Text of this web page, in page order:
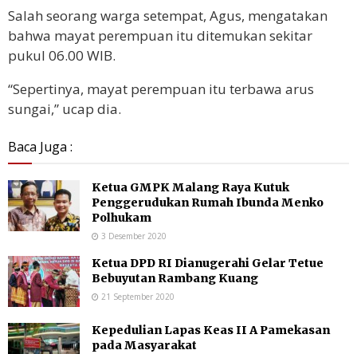
Salah seorang warga setempat, Agus, mengatakan
bahwa mayat perempuan itu ditemukan sekitar
pukul 06.00 WIB.
“Sepertinya, mayat perempuan itu terbawa arus
sungai,” ucap dia.
Baca Juga :
Ketua GMPK Malang Raya Kutuk
Penggerudukan Rumah Ibunda Menko
Polhukam
3 Desember 2020
Ketua DPD RI Dianugerahi Gelar Tetue
Bebuyutan Rambang Kuang
21 September 2020
Kepedulian Lapas Keas II A Pamekasan
pada Masyarakat